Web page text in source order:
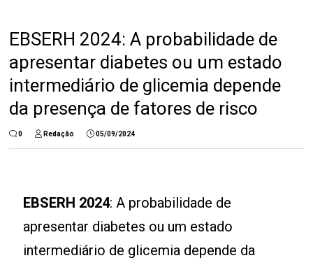
EBSERH 2024: A probabilidade de
apresentar diabetes ou um estado
intermediário de glicemia depende
da presença de fatores de risco
0 Redação 05/09/2024
EBSERH 2024: A probabilidade de
apresentar diabetes ou um estado
intermediário de glicemia depende da